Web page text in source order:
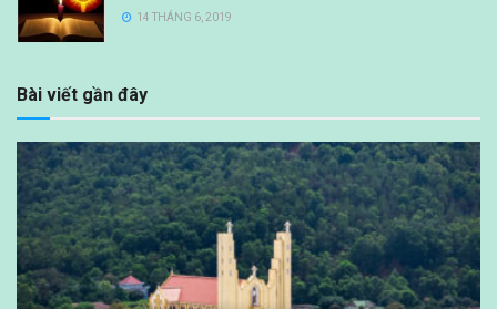
14 THÁNG 6, 2019
Bài viết gần đây